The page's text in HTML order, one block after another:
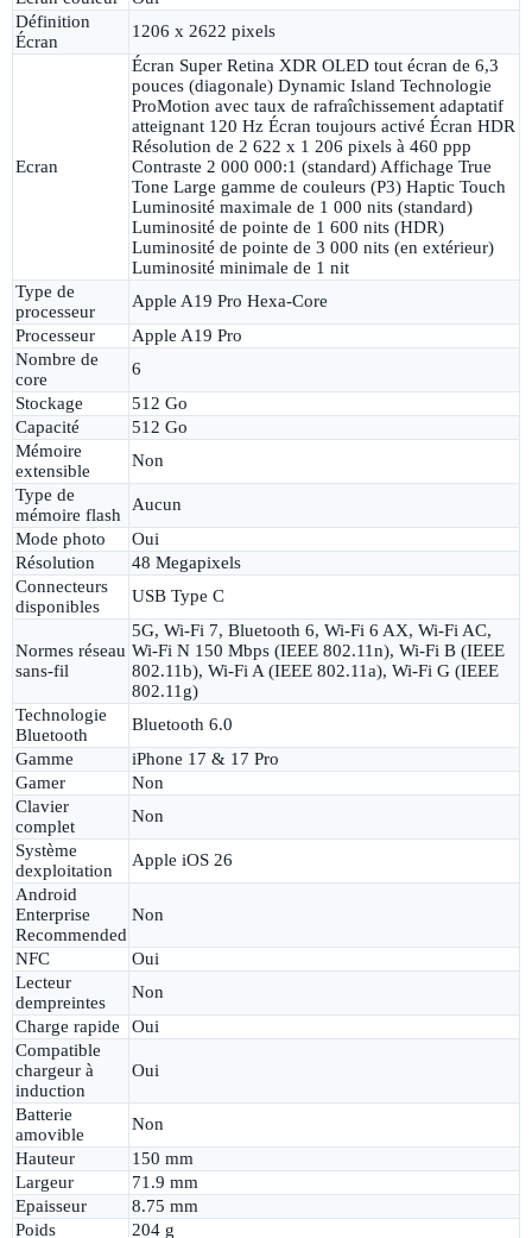
Définition
Écran
1206 x 2622 pixels
Ecran
Écran Super Retina XDR OLED tout écran de 6,3
pouces (diagonale) Dynamic Island Technologie
ProMotion avec taux de rafraîchissement adaptatif
atteignant 120 Hz Écran toujours activé Écran HDR
Résolution de 2 622 x 1 206 pixels à 460 ppp
Contraste 2 000 000:1 (standard) Affichage True
Tone Large gamme de couleurs (P3) Haptic Touch
Luminosité maximale de 1 000 nits (standard)
Luminosité de pointe de 1 600 nits (HDR)
Luminosité de pointe de 3 000 nits (en extérieur)
Luminosité minimale de 1 nit
Type de
processeur
Apple A19 Pro Hexa-Core
Processeur
Apple A19 Pro
Nombre de
core
6
Stockage
512 Go
Capacité
512 Go
Mémoire
extensible
Non
Type de
mémoire flash
Aucun
Mode photo
Oui
Résolution
48 Megapixels
Connecteurs
disponibles
USB Type C
Normes réseau
sans-fil
5G, Wi-Fi 7, Bluetooth 6, Wi-Fi 6 AX, Wi-Fi AC,
Wi-Fi N 150 Mbps (IEEE 802.11n), Wi-Fi B (IEEE
802.11b), Wi-Fi A (IEEE 802.11a), Wi-Fi G (IEEE
802.11g)
Technologie
Bluetooth
Bluetooth 6.0
Gamme
iPhone 17 & 17 Pro
Gamer
Non
Clavier
complet
Non
Système
dexploitation
Apple iOS 26
Android
Enterprise
Recommended
Non
NFC
Oui
Lecteur
dempreintes
Non
Charge rapide
Oui
Compatible
chargeur à
induction
Oui
Batterie
amovible
Non
Hauteur
150 mm
Largeur
71.9 mm
Epaisseur
8.75 mm
Poids
204 g